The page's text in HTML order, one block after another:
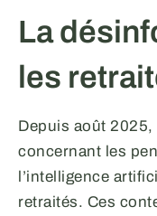
La
les
Depuis août
concernant les
l’intelligence
retraités. Ces